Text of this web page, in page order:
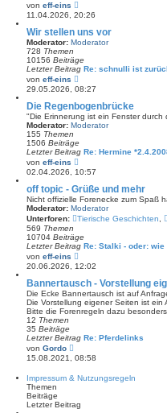
von eff-eins
e
u
e
s
t
r
B
i
r
a
g
11.04.2026, 20:26
Wir stellen uns vor
Moderator: Moderator
728 Themen
10156 Beiträge
Letzter Beitrag Re: schnulli ist
von eff-eins
e
u
e
s
t
e
B
e
t
a
g
29.05.2026, 08:27
Die Regenbogenbrücke
"Die Erinnerung ist ein Fenster durch
Moderator: Moderator
155 Themen
1506 Beiträge
Letzter Beitrag Re: Hermine
von eff-eins
e
u
e
s
t
e
r
e
i
r
g
02.04.2026, 10:57
off topic - Grüße und mehr
Nicht offizielle Forenecke zum Spaß
Moderator: Moderator
Unterforen:
Tierische Geschichten
569 Themen
10704 Beiträge
Letzter Beitrag Re: Stalki - oder: wie
von eff-eins
e
u
e
s
t
e
r
i
r
g
20.06.2026, 12:02
Bannertausch - Vorstellung
Die Ecke Bannertausch ist auf
Die Vorstellung eigener Seiten ist ein
Bitte die Forenregeln dazu
12 Themen
35 Beiträge
Letzter Beitrag Re: Pferdelinks
von Gordo
e
u
s
r
15.08.2021, 08:58
Impressum & Nutzungsregeln
Themen
Beiträge
Letzter Beitrag